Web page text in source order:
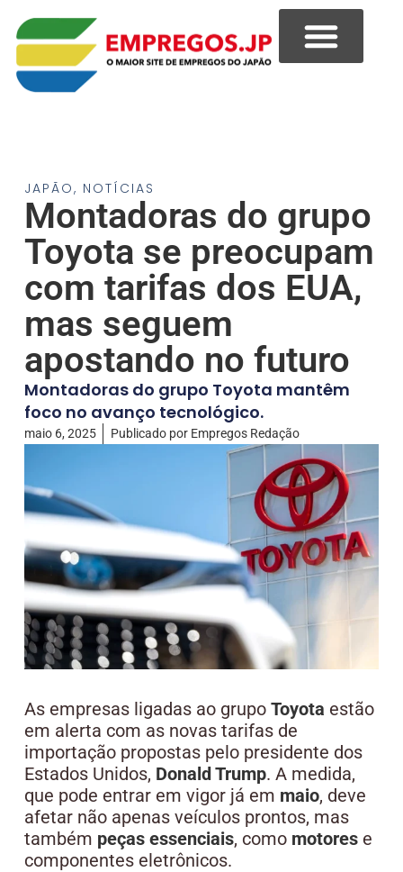
JAPÃO, NOTÍCIAS
Montadoras do grupo
Toyota se preocupam
com tarifas dos EUA,
mas seguem
apostando no futuro
Montadoras do grupo Toyota mantêm
foco no avanço tecnológico.
maio 6, 2025 Publicado porEmpregos Redação
As empresas ligadas ao grupo Toyota estão
em alerta com as novas tarifas de
importação propostas pelo presidente dos
Estados Unidos, Donald Trump. A medida,
que pode entrar em vigor já em maio, deve
afetar não apenas veículos prontos, mas
também peças essenciais, como motorese
componentes eletrônicos.